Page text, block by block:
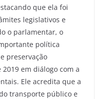
que ela foi
legislativos e
o parlamentar, o
política
preservação
em diálogo com a
Ele acredita que a
transporte público e